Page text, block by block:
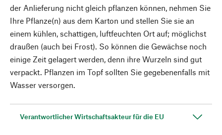
der Anlieferung nicht gleich pflanzen können, nehmen Sie
Ihre Pflanze(n) aus dem Karton und stellen Sie sie an
einem kühlen, schattigen, luftfeuchten Ort auf; möglichst
draußen (auch bei Frost). So können die Gewächse noch
einige Zeit gelagert werden, denn ihre Wurzeln sind gut
verpackt. Pflanzen im Topf sollten Sie gegebenenfalls mit
Wasser versorgen.
Verantwortlicher Wirtschaftsakteur für die EU